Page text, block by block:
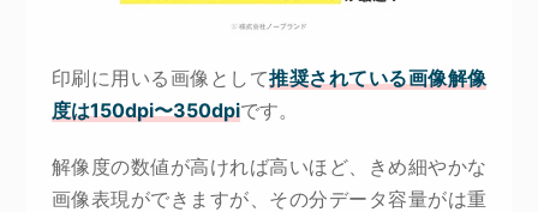
印刷に用いる画像として推奨されている画像解像
度は150dpi〜350dpiです。
解像度の数値が高ければ高いほど、きめ細やかな
画像表現ができますが、その分データ容量がは重